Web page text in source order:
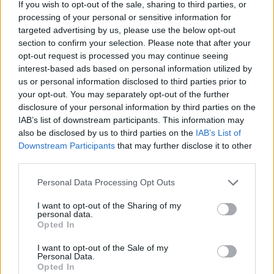
If you wish to opt-out of the sale, sharing to third parties, or
processing of your personal or sensitive information for
targeted advertising by us, please use the below opt-out
section to confirm your selection. Please note that after your
opt-out request is processed you may continue seeing
interest-based ads based on personal information utilized by
us or personal information disclosed to third parties prior to
your opt-out. You may separately opt-out of the further
disclosure of your personal information by third parties on the
IAB’s list of downstream participants. This information may
also be disclosed by us to third parties on the IAB’s List of
Downstream Participants that may further disclose it to other
Please note that this website/app uses one or more Google
not limited to your visit or usage behaviour. You may click to
grant or deny consent to Google and its third-party tags to
use your data for below specified purposes in below Google
consent section.
Personal Data Processing Opt Outs
I want to opt-out of the Sharing of my
personal data.
Opted In
I want to opt-out of the Sale of my
Personal Data.
Opted In
som mulig.
Se også:Fødte i august, vil konkurrere til
vinteren
Kontroversiell
Veronika Stepanova kom som ei kule inn i
verdenscupen sesongen 2021/22. Den da 20 år
gamle juniorverdensmesteren gikk ankerstafetten
for det russiske stafettlaget som endte den 12 år
lange seiersrekka til Norge. Det var under
Noen måneder senere gikk hun samme etappe for
laget som vant stafetten under OL i Beijing.
Deretter har Stepanova har dominert russisk